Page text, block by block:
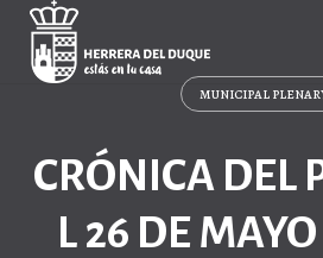
Skip
content
MUNICIPAL
CRÓNICA DEL
L 26 DE